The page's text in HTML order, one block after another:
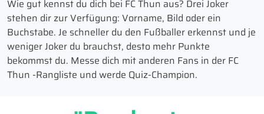
Wie gut kennst du dich bei FC Thun aus? Drei Joker
stehen dir zur Verfügung: Vorname, Bild oder ein
Buchstabe. Je schneller du den Fußballer erkennst und je
weniger Joker du brauchst, desto mehr Punkte
bekommst du. Messe dich mit anderen Fans in der FC
Thun -Rangliste und werde Quiz-Champion.